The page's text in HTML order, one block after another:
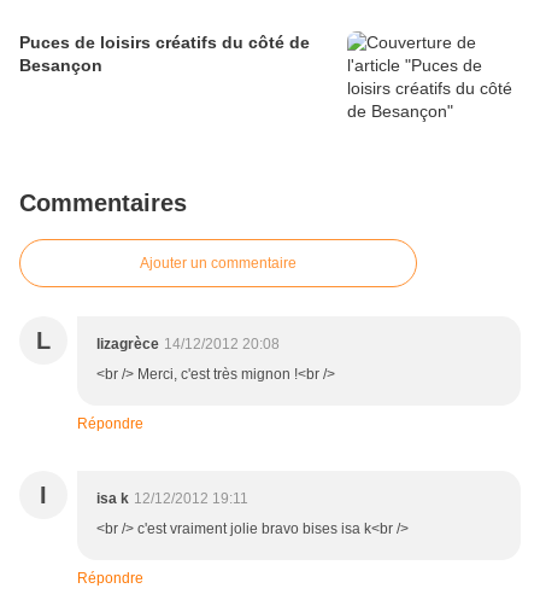
Puces de loisirs créatifs du côté de
Besançon
Commentaires
Ajouter un commentaire
L lizagrèce 14/12/2012 20:08
<br /> Merci, c'est très mignon !<br />
Répondre
I isa k 12/12/2012 19:11
<br /> c'est vraiment jolie bravo bises isa k<br />
Répondre